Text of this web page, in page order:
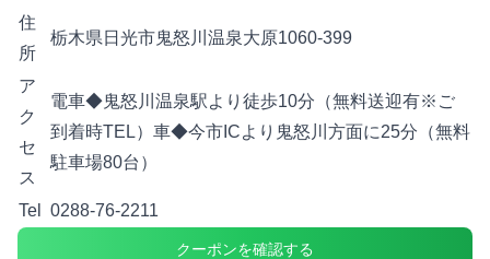
住
所
栃木県日光市鬼怒川温泉大原1060-399
ア
ク
セ
ス
電車◆鬼怒川温泉駅より徒歩10分（無料送迎有※ご
到着時TEL）車◆今市ICより鬼怒川方面に25分（無料
駐車場80台）
Tel 0288-76-2211
クーポンを確認する